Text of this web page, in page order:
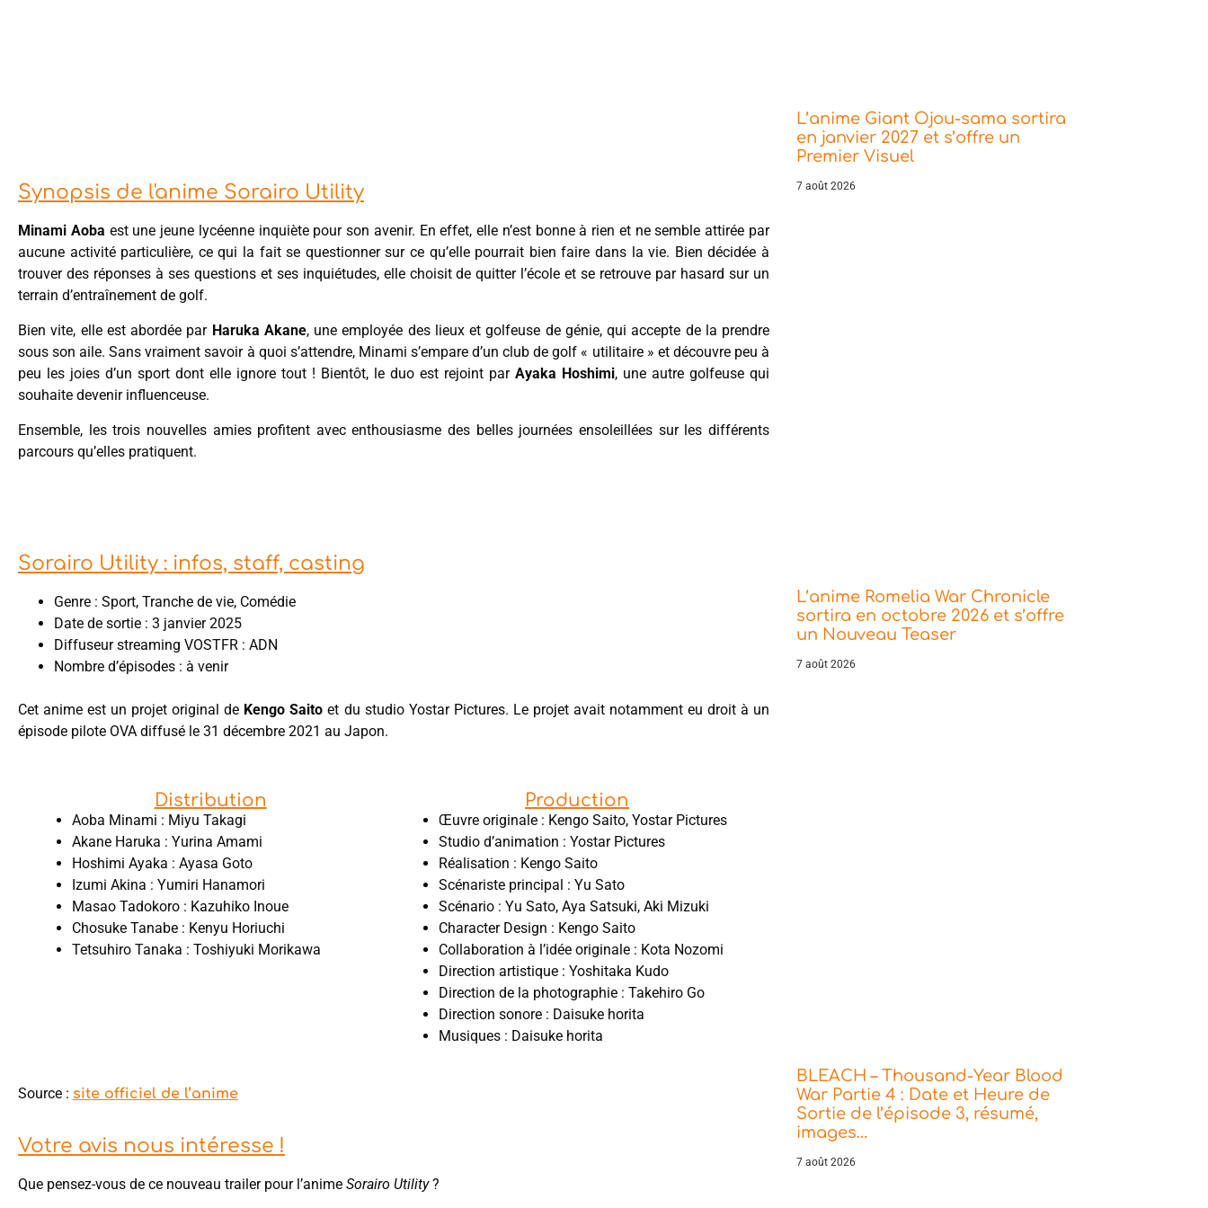
Synopsis de l'anime Sorairo Utility
Minami Aoba est une jeune lycéenne inquiète pour son avenir. En effet, elle n’est bonne à rien et ne semble attirée par
aucune activité particulière, ce qui la fait se questionner sur ce qu’elle pourrait bien faire dans la vie. Bien décidée à
trouver des réponses à ses questions et ses inquiétudes, elle choisit de quitter l’école et se retrouve par hasard sur un
terrain d’entraînement de golf.
Bien vite, elle est abordée par Haruka Akane, une employée des lieux et golfeuse de génie, qui accepte de la prendre
sous son aile. Sans vraiment savoir à quoi s’attendre, Minami s’empare d’un club de golf « utilitaire » et découvre peu à
peu les joies d’un sport dont elle ignore tout ! Bientôt, le duo est rejoint par Ayaka Hoshimi, une autre golfeuse qui
souhaite devenir influenceuse.
Ensemble, les trois nouvelles amies profitent avec enthousiasme des belles journées ensoleillées sur les différents
parcours qu’elles pratiquent.
Sorairo Utility : infos, staff, casting
Genre : Sport, Tranche de vie, Comédie
Date de sortie : 3 janvier 2025
Diffuseur streaming VOSTFR : ADN
Nombre d’épisodes : à venir
Cet anime est un projet original de Kengo Saito et du studio Yostar Pictures. Le projet avait notamment eu droit à un
épisode pilote OVA diffusé le 31 décembre 2021 au Japon.
Distribution
Aoba Minami : Miyu Takagi
Akane Haruka : Yurina Amami
Hoshimi Ayaka : Ayasa Goto
Izumi Akina : Yumiri Hanamori
Masao Tadokoro : Kazuhiko Inoue
Chosuke Tanabe : Kenyu Horiuchi
Tetsuhiro Tanaka : Toshiyuki Morikawa
Production
Œuvre originale : Kengo Saito, Yostar Pictures
Studio d’animation : Yostar Pictures
Réalisation : Kengo Saito
Scénariste principal : Yu Sato
Scénario : Yu Sato, Aya Satsuki, Aki Mizuki
Character Design : Kengo Saito
Collaboration à l’idée originale : Kota Nozomi
Direction artistique : Yoshitaka Kudo
Direction de la photographie : Takehiro Go
Direction sonore : Daisuke horita
Musiques : Daisuke horita
Source : site officiel de l’anime
Votre avis nous intéresse !
Que pensez-vous de ce nouveau trailer pour l’anime Sorairo Utility?
L’anime Giant Ojou-sama sortira
en janvier 2027 et s’offre un
Premier Visuel
7 août 2026
L’anime Romelia War Chronicle
sortira en octobre 2026 et s’offre
un Nouveau Teaser
7 août 2026
BLEACH – Thousand-Year Blood
War Partie 4 : Date et Heure de
Sortie de l’épisode 3, résumé,
images…
7 août 2026